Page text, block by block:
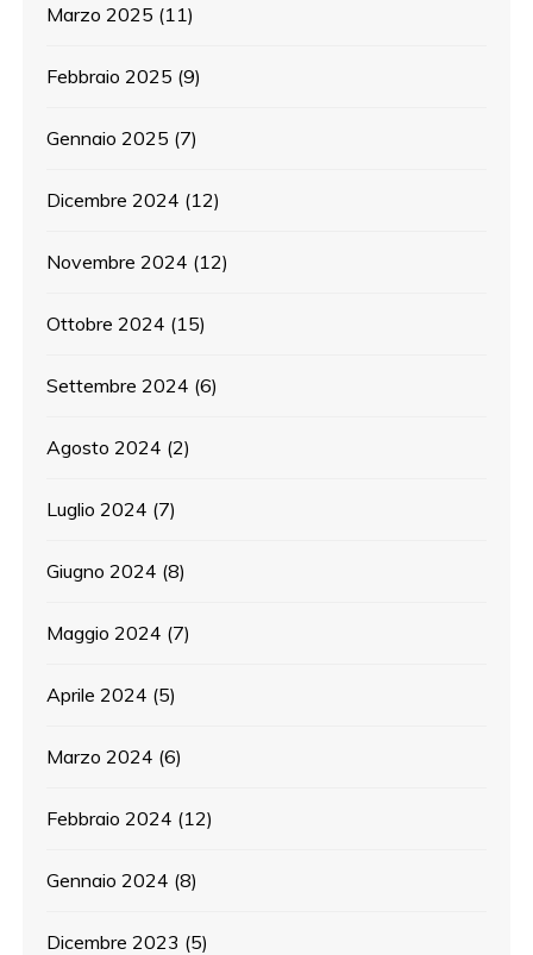
Marzo 2025 (11)
Febbraio 2025 (9)
Gennaio 2025 (7)
Dicembre 2024 (12)
Novembre 2024 (12)
Ottobre 2024 (15)
Settembre 2024 (6)
Agosto 2024 (2)
Luglio 2024 (7)
Giugno 2024 (8)
Maggio 2024 (7)
Aprile 2024 (5)
Marzo 2024 (6)
Febbraio 2024 (12)
Gennaio 2024 (8)
Dicembre 2023 (5)